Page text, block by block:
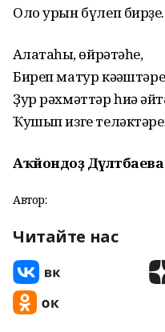
Оло урын бүлеп бирҙең.
Аңлатаһың, өйрәтәһең,
Биреп матур
Ҙур рәхмәттәр һиңә
Ҡушып изге
Аҡйондоҙ
Автор:
Читайте нас